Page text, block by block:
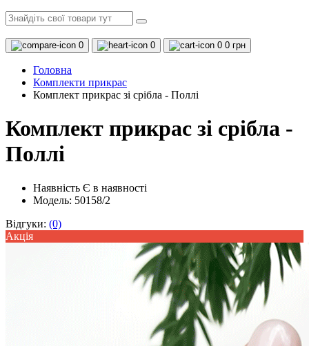
0 0 0 0 грн
Головна
Комплекти прикрас
Комплект прикрас зі срібла - Поллі
Комплект прикрас зі срібла -
Поллі
Наявність Є в наявності
Модель: 50158/2
Відгуки: (0)
Акцiя